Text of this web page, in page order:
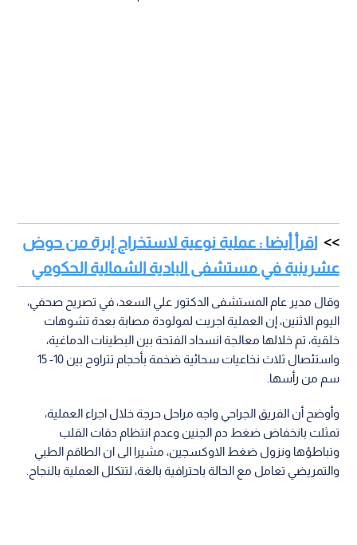
اقرأ أيضا : عملية نوعية لاستخراج إبرة من حوض
عشرينية في مستشفى البادية الشمالية الحكومي
وقال مدير عام المستشفى الدكتور علي السعد، في تصريح صحفي،
اليوم الاثنين، إن العملية اجريت لمولودة مصابة بعدة تشوهات
خلقية، تم خلالها معالجة انسداد الفتحة بين البطينات الدماغية،
واستئصال ثلاث نخاعيات سحائية ضخمة بأحجام تتراوح بين 10- 15
سم من رأسها.
وأوضح أن الفريق الجراحي واجه مراحل حرجة خلال اجراء العملية،
تمثلت بانخفاض ضغط دم الجنين وعدم انتظام دقات القلب
وتباطؤها ونزول ضغط الاوكسجين، مشيرا الى ان الطاقم الطبي
والتمريضي تعامل مع الحالة باحترافية بالغة، لتتكلل العملية بالنجاح.